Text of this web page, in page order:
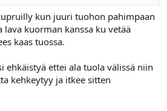
kun juuri tuohon pahimpaan
lava kuorman kanssa ku vetää
kaas tuossa.
ehkäistyä ettei ala tuola välissä niin
kehkeytyy ja itkee sitten